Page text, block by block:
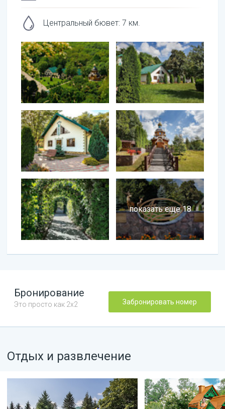
Центральный бювет: 7 км.
показать еще 18
Бронирование
Это просто как 2х2 Забронировать номер
Отдых и развлечение